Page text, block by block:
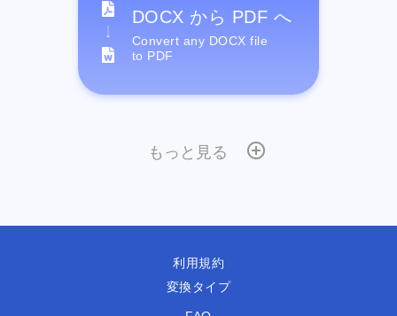
DOCX から PDF へ
Convert any DOCX file
to PDF
もっと見る
利用規約
変換タイプ